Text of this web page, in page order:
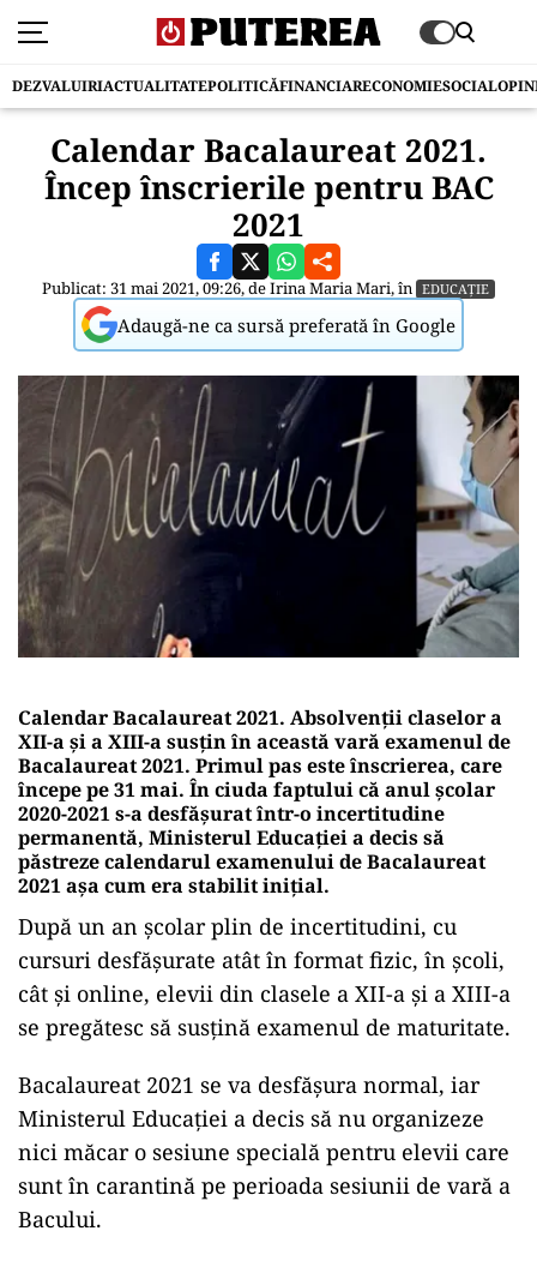
DEZVALUIRIACTUALITATEPOLITICĂFINANCIARECONOMIESOCIAL
Calendar Bacalaureat 2021.
Încep înscrierile pentru BAC
2021
Publicat: 31 mai 2021, 09:26, deIrina Maria Mari, în EDUCAȚIE
Adaugă-ne ca sursă preferată în Google
Calendar Bacalaureat 2021. Absolvenții claselor a
XII-a și a XIII-a susțin în această vară examenul de
Bacalaureat 2021. Primul pas este înscrierea, care
începe pe 31 mai. În ciuda faptului că anul școlar
2020-2021 s-a desfășurat într-o incertitudine
permanentă, Ministerul Educației a decis să
păstreze calendarul examenului de Bacalaureat
2021 așa cum era stabilit inițial.
După un an școlar plin de incertitudini, cu
cursuri desfășurate atât în format fizic, în școli,
cât și online, elevii din clasele a XII-a și a XIII-a
se pregătesc să susțină examenul de maturitate.
Bacalaureat 2021 se va desfășura normal, iar
Ministerul Educației a decis să nu organizeze
nici măcar o sesiune specială pentru elevii care
sunt în carantină pe perioada sesiunii de vară a
Bacului.